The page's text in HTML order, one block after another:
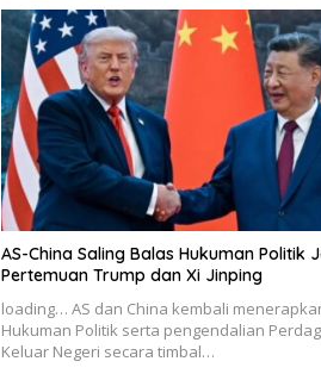
AS-China Saling Balas Hukuman Politik
Pertemuan Trump dan Xi Jinping
loading… AS dan China kembali
Hukuman Politik serta pengendalian
Keluar Negeri secara timbal…